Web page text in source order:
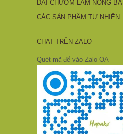
ĐAI CHƯỜM LÀM NÓNG
CÁC SẢN PHẨM TỰ NHIÊN
CHAT TRÊN ZALO
Quét mã để vào Zalo OA